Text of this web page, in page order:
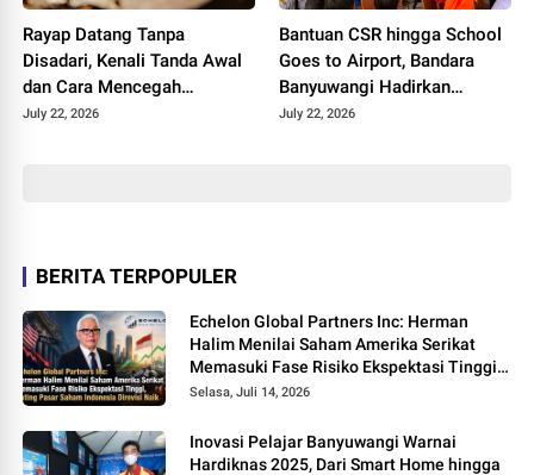
Rayap Datang Tanpa
Disadari, Kenali Tanda Awal
dan Cara Mencegah
Kerusakan Sebelum
July 22, 2026
Bantuan CSR hingga School
Goes to Airport, Bandara
Banyuwangi Hadirkan
Keceriaan Hari Anak
July 22, 2026
BERITA TERPOPULER
Echelon Global Partners Inc: Herman
Halim Menilai Saham Amerika Serikat
Memasuki Fase Risiko Ekspektasi Tinggi,
Rating Pasar Saham Indonesia Direvisi
Selasa, Juli 14, 2026
Inovasi Pelajar Banyuwangi Warnai
Hardiknas 2025, Dari Smart Home hingga